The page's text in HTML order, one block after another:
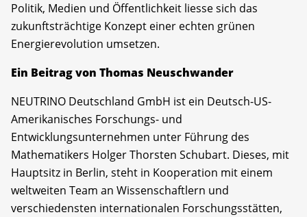
Politik, Medien und Öffentlichkeit liesse sich das
zukunftsträchtige Konzept einer echten grünen
Energierevolution umsetzen.
Ein Beitrag von Thomas Neuschwander
NEUTRINO Deutschland GmbH ist ein Deutsch-US-
Amerikanisches Forschungs- und
Entwicklungsunternehmen unter Führung des
Mathematikers Holger Thorsten Schubart. Dieses, mit
Hauptsitz in Berlin, steht in Kooperation mit einem
weltweiten Team an Wissenschaftlern und
verschiedensten internationalen Forschungsstätten,